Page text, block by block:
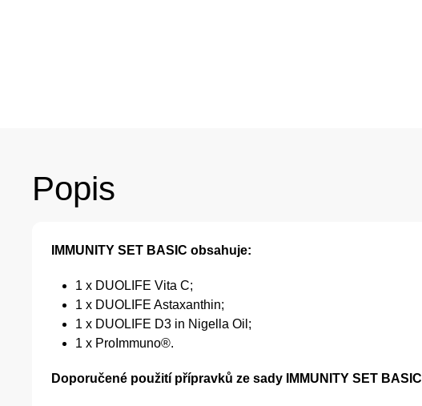
Popis
IMMUNITY SET BASIC obsahuje:
1 x DUOLIFE Vita C;
1 x DUOLIFE Astaxanthin;
1 x DUOLIFE D3 in Nigella Oil;
1 x ProImmuno®.
Doporučené použití přípravků ze sady IMMUNITY SET BASIC